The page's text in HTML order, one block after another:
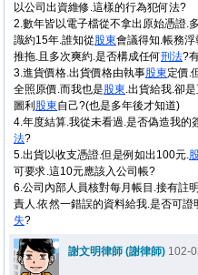
以公司出資維修.這樣的行為犯何法?
2.數年皆以電子檔從不拿出原始憑證.
識約15年.誰知從股東會議得知.帳務
推拖.且多次爽約.是否構成任何刑法?
3.進貨價格.出貨價格由執事股東定價.
全照原價.而我也是股東.出貨給我.卻
圖利 股東自己?(也是多年後才知道)
4.年度結算.我從未看過.是否偽造我的
法?
5.出貨以收支憑證.但是例如出100元.
可要求.這10元應該入公司帳?
6.公司內部人員核對每月帳目.接有註
責人.依然一錯誤的資料給我.是否可證
失?
謝文明律師 (謝律師) 102-